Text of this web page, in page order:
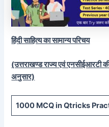
हिंदी साहित्य का सामान्य परिचय
(उत्तराखण्ड राज्य एवं एनसीईआरटी
अनुसार)
1000 MCQin Qtricks